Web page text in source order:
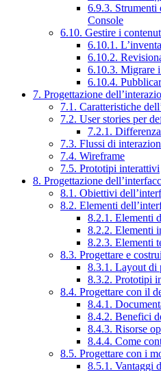
6.9.3. Strumenti
Console
6.10. Gestire i
6.10.1.
6.10.2.
6.10.3. Migrare
6.10.4.
7. Progettazione
7.1. Caratteristiche
7.2. User stories per
7.2.1.
7.3. Flussi di
7.4. Wireframe
7.5. Prototipi interattivi
8. Progettazione
8.1. Obiettivi
8.2. Elementi
8.2.1. Elementi
8.2.2. Elementi
8.2.3. Elementi
8.3. Progettare e
8.3.1. Layout di
8.3.2. Prototipi
8.4. Progettare con il
8.4.1.
8.4.2. Benefici
8.4.3. Risorse
8.4.4. Come
8.5. Progettare con i
8.5.1. Vantaggi